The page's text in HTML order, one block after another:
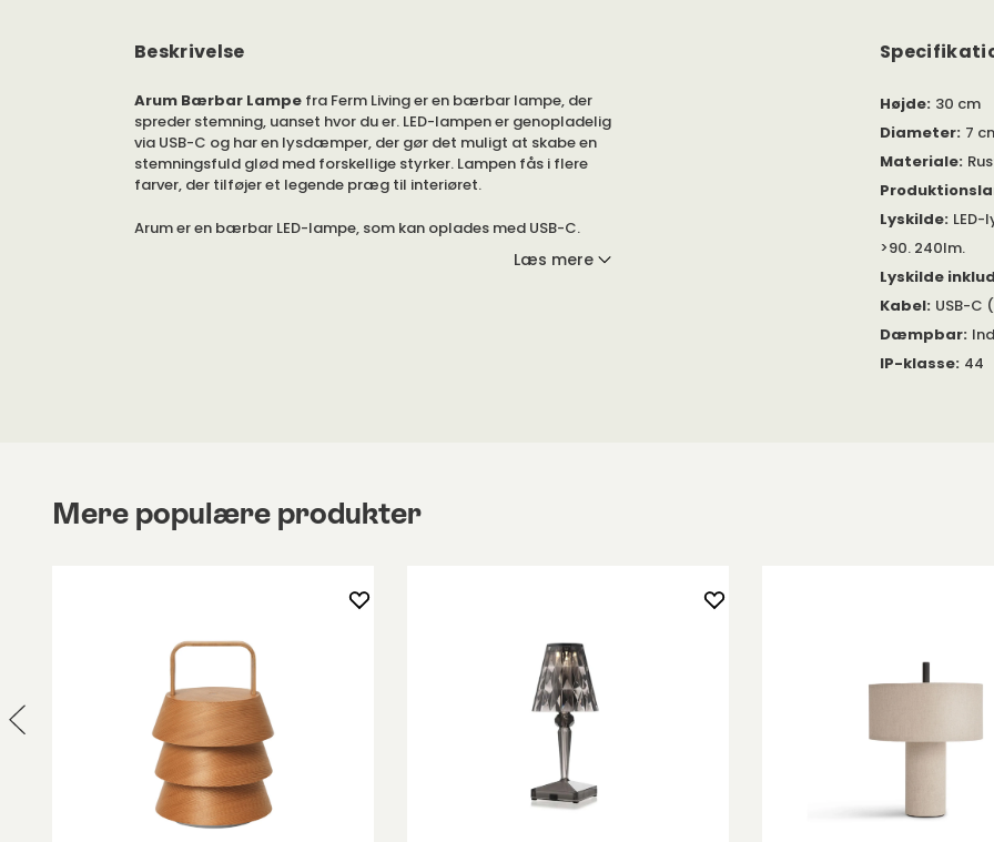
Beskrivelse
Arum Bærbar Lampe fra Ferm Living er en bærbar lampe, der
spreder stemning, uanset hvor du er. LED-lampen er genopladelig
via USB-C og har en lysdæmper, der gør det muligt at skabe en
stemningsfuld glød med forskellige styrker. Lampen fås i flere
farver, der tilføjer et legende præg til interiøret.
Arum er en bærbar LED-lampe, som kan oplades med USB-C.
Kabel medfølger. Adapter medfølger ikke. Lampen har en
indbygget dæmper, så du kan regulere lysstyrken i forskellige
Læs mere
Højde: 30 cm
Diameter: 7
Materiale:
Lyskilde: LED-
>90. 240lm.
Lyskilde
Kabel: USB-C
Dæmpbar:
IP-klasse: 44
Mere populære produkter